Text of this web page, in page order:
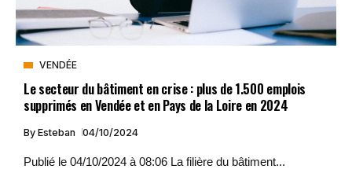
VENDÉE
Le secteur du bâtiment en crise : plus de 1.500 emplois
supprimés en Vendée et en Pays de la Loire en 2024
By Esteban 04/10/2024
Publié le 04/10/2024 à 08:06 La filière du bâtiment...